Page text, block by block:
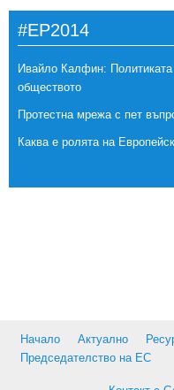
#EP2014
Ивайло Калфин:
обществото
Протестна мрежа с пет
Каква е ролята на
Начало Актуално
Председателство на ЕС